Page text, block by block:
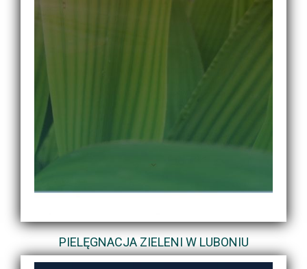
PIELĘGNACJA ZIELENI W LUBONIU